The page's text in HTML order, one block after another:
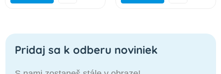
Pridaj sa k odberu noviniek